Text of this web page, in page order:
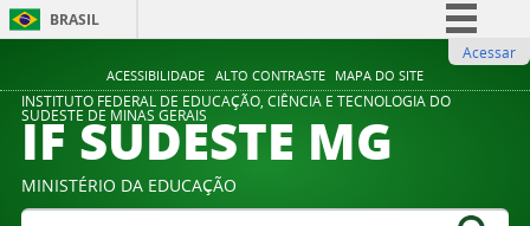
ACESSIBILIDADE ALTO CONTRASTE MAPA DO SITE
BRASIL
Comunica BR
Participe
Legislação
Acessar
INSTITUTO FEDERAL DE EDUCAÇÃO, CIÊNCIA E TECNOLOGIA DO
SUDESTE DE MINAS GERAIS
IF SUDESTE MG
MINISTÉRIO DA EDUCAÇÃO
Buscar no portal